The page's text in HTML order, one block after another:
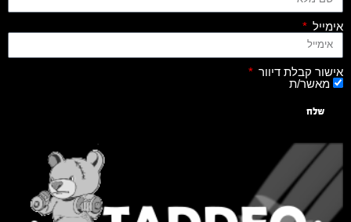
אימייל
אישור קבלת דיוור
מאשר/ת
שלח